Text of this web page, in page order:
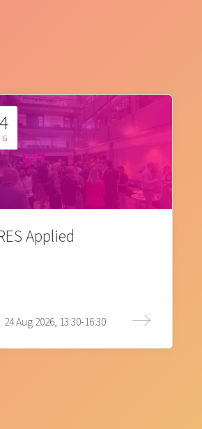
Applied
24 Aug 2026, 13:30-16:30